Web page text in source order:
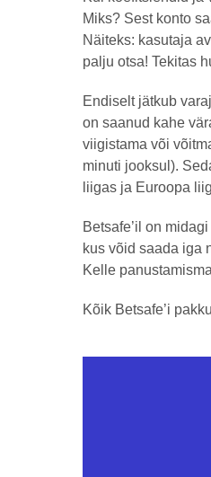
Miks? Sest konto
Näiteks: kasutaja
palju otsa! Tekitas
Endiselt jätkub
on saanud kahe
viigistama või
minuti jooksul).
liigas ja Euroopa
Betsafe’il on
kus võid saada iga
Kelle
Kõik Betsafe’i